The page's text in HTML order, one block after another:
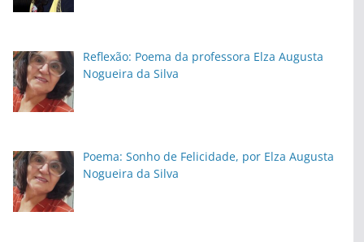
Reflexão: Poema da professora Elza Augusta
Nogueira da Silva
Poema: Sonho de Felicidade, por Elza Augusta
Nogueira da Silva